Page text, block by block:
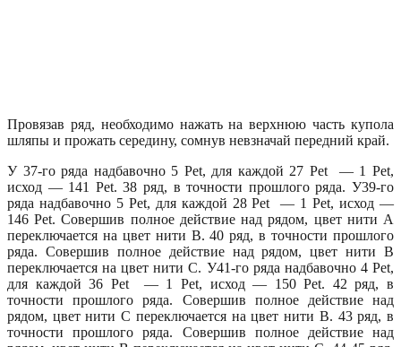
Провязав ряд, необходимо нажать на верхнюю часть купола
шляпы и прожать середину, сомнув невзначай передний край.
У 37-го ряда надбавочно 5 Pet, для каждой 27 Pet — 1 Pet,
исход — 141 Pet. 38 ряд, в точности прошлого ряда. У39-го
ряда надбавочно 5 Pet, для каждой 28 Pet — 1 Pet, исход —
146 Pet. Совершив полное действие над рядом, цвет нити А
переключается на цвет нити В. 40 ряд, в точности прошлого
ряда. Совершив полное действие над рядом, цвет нити В
переключается на цвет нити С. У41-го ряда надбавочно 4 Pet,
для каждой 36 Pet — 1 Pet, исход — 150 Pet. 42 ряд, в
точности прошлого ряда. Совершив полное действие над
рядом, цвет нити С переключается на цвет нити В. 43 ряд, в
точности прошлого ряда. Совершив полное действие над